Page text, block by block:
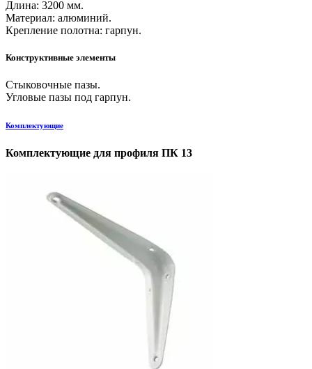
Длина: 3200 мм.
Материал: алюминий.
Крепление полотна: гарпун.
Конструктивные элементы
Стыковочные пазы.
Угловые пазы под гарпун.
Комплектующие
Комплектующие для профиля ПК 13